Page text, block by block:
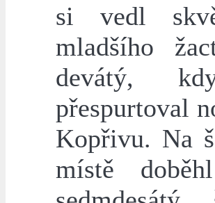
si vedl
mladšího
devátý,
přespurtoval
Kopřivu. Na
místě